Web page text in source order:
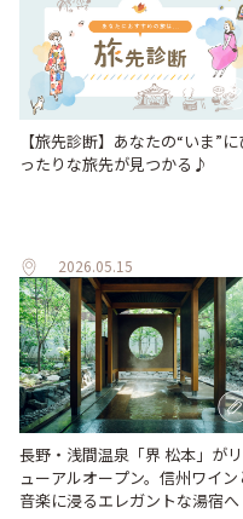
【旅先診断】あなたの“いま”に
ったりな旅先が見つかる♪
2026.05.15
長野・浅間温泉「界 松本」が
ューアルオープン。信州ワイン
音楽に浸るエレガントな湯宿へ